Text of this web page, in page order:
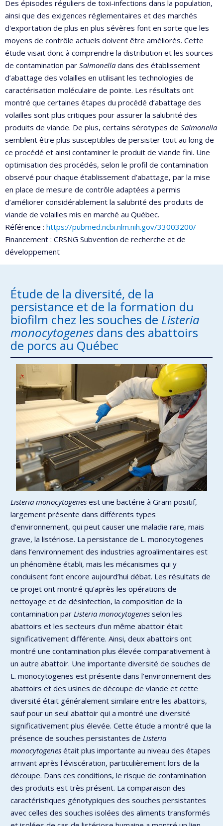
Des épisodes réguliers de toxi-infections dans la population,
ainsi que des exigences réglementaires et des marchés
d'exportation de plus en plus sévères font en sorte que les
moyens de contrôle actuels doivent être améliorés. Cette
étude visait donc à comprendre la distribution et les sources
de contamination par Salmonella dans des établissement
d’abattage des volailles en utilisant les technologies de
caractérisation moléculaire de pointe. Les résultats ont
montré que certaines étapes du procédé d’abattage des
volailles sont plus critiques pour assurer la salubrité des
produits de viande. De plus, certains sérotypes de Salmonella
semblent être plus susceptibles de persister tout au long de
ce procédé et ainsi contaminer le produit de viande fini. Une
optimisation des procédés, selon le profil de contamination
observé pour chaque établissement d’abattage, par la mise
en place de mesure de contrôle adaptées a permis
d’améliorer considérablement la salubrité des produits de
viande de volailles mis en marché au Québec.
Référence : https://pubmed.ncbi.nlm.nih.gov/33003200/
Financement : CRSNG Subvention de recherche et de
développement
Étude de la diversité, de la
persistance et de la formation du
biofilm chez les souches de Listeria
monocytogenes dans des abattoirs
de porcs au Québec
Listeria monocytogenes est une bactérie à Gram positif,
largement présente dans différents types
d’environnement, qui peut causer une maladie rare, mais
grave, la listériose. La persistance de L. monocytogenes
dans l’environnement des industries agroalimentaires est
un phénomène établi, mais les mécanismes qui y
conduisent font encore aujourd’hui débat. Les résultats de
ce projet ont montré qu’après les opérations de
nettoyage et de désinfection, la composition de la
contamination par Listeria monocytogenes selon les
abattoirs et les secteurs d’un même abattoir était
significativement différente. Ainsi, deux abattoirs ont
montré une contamination plus élevée comparativement à
un autre abattoir. Une importante diversité de souches de
L. monocytogenes est présente dans l’environnement des
abattoirs et des usines de découpe de viande et cette
diversité était généralement similaire entre les abattoirs,
sauf pour un seul abattoir qui a montré une diversité
significativement plus élevée. Cette étude a montré que la
présence de souches persistantes de Listeria
monocytogenes était plus importante au niveau des étapes
arrivant après l'éviscération, particulièrement lors de la
découpe. Dans ces conditions, le risque de contamination
des produits est très présent. La comparaison des
caractéristiques génotypiques des souches persistantes
avec celles des souches isolées des aliments transformés